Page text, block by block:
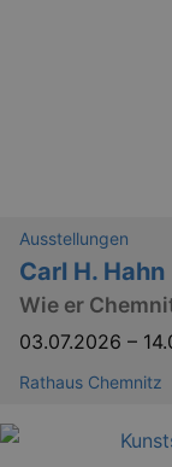
Ausstellungen
Carl H. Hahn
Wie er
03.07.2026 –
Rathaus Chemnitz